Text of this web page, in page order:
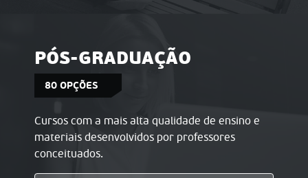
PÓS-GRADUAÇÃO
80 OPÇÕES
Cursos com a mais alta qualidade de ensino e
materiais desenvolvidos por professores
conceituados.